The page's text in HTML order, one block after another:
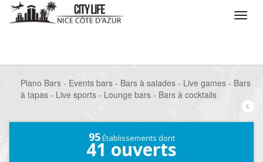
Piano Bars - Events bars - Bars à salades - Live games - Bars
à tapas - Live sports - Lounge bars - Bars à cocktails
95Établissements dont
41 ouverts